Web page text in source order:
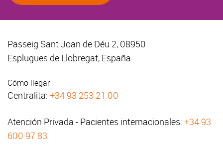
Passeig Sant Joan de Déu 2, 08950
Esplugues de Llobregat, España
Cómo llegar
Centralita: +34 93 253 21 00
Atención Privada - Pacientes internacionales: +34 93
600 97 83